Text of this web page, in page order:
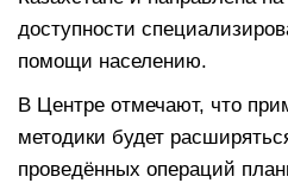
доступности
помощи населению.
В Центре отмечают, что
методики будет
проведённых операций